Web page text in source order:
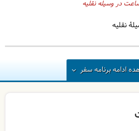
نقلیه
June 18, 2026 |
تماشای دریاچه زیبای نئور می‌نشینیم.
ماشین های پاترول به سوی ییلاق سوباتان
ادامهبرنامه سفر